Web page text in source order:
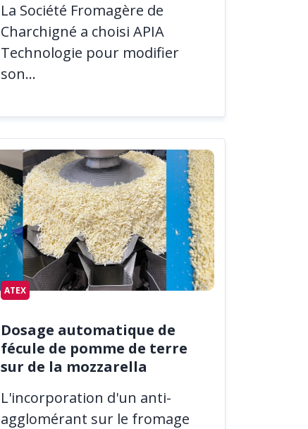
La Société Fromagère de
Charchigné a choisi APIA
Technologie pour modifier
son...
ATEX
Dosage automatique de
fécule de pomme de terre
sur de la mozzarella
L'incorporation d'un anti-
agglomérant sur le fromage